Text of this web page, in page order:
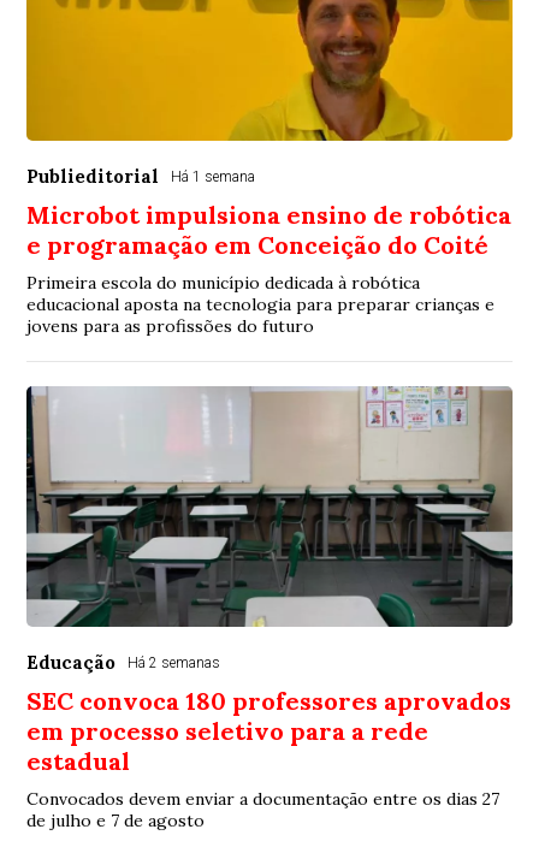
Publieditorial Há 1 semana
Microbot impulsiona ensino de robótica
e programação em Conceição do Coité
Primeira escola do município dedicada à robótica
educacional aposta na tecnologia para preparar crianças e
jovens para as profissões do futuro
Educação Há 2 semanas
SEC convoca 180 professores aprovados
em processo seletivo para a rede
estadual
Convocados devem enviar a documentação entre os dias 27
de julho e 7 de agosto